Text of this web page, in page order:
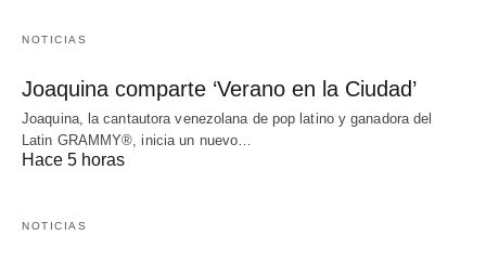
NOTICIAS
Joaquina comparte ‘Verano en la Ciudad’
Joaquina, la cantautora venezolana de pop latino y ganadora del
Latin GRAMMY®, inicia un nuevo…
Hace 5 horas
NOTICIAS